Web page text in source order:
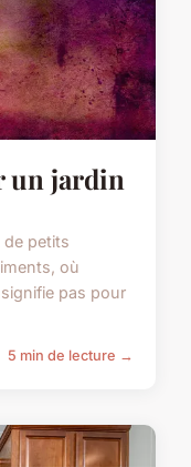
un jardin
petits
où
pas pour
5 min de lecture →